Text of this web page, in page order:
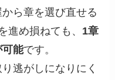
ら章を選び直せる
進め損ねても、 1章
可能です。
逃がしになりにく